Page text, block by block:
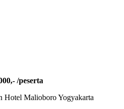
/peserta
Hotel Malioboro Yogyakarta